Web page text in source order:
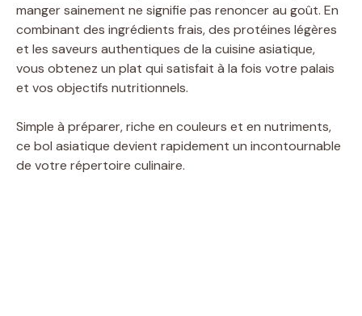
manger sainement ne signifie pas renoncer au goût. En
combinant des ingrédients frais, des protéines légères
et les saveurs authentiques de la cuisine asiatique,
vous obtenez un plat qui satisfait à la fois votre palais
et vos objectifs nutritionnels.
Simple à préparer, riche en couleurs et en nutriments,
ce bol asiatique devient rapidement un incontournable
de votre répertoire culinaire.